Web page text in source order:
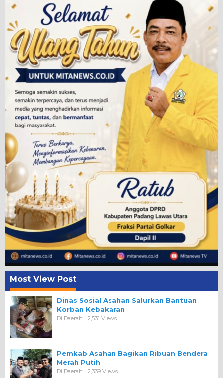
Most View Post
Dinas Sosial Asahan Salurkan Bantuan
Korban Kebakaran
Di Daerah 2,531 Views
Pemkab Asahan Bagikan Ribuan Bendera
Merah Putih
Di Daerah 2,339 Views